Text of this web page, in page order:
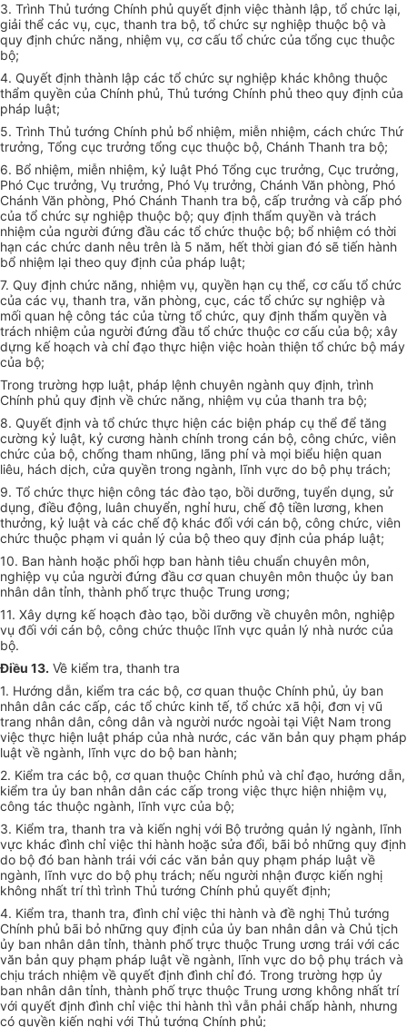
3. Trình Thủ tướng Chính phủ quyết định việc thành lập, tổ chức lại,
giải thể các vụ, cục, thanh tra bộ, tổ chức sự nghiệp thuộc bộ và
quy định chức năng, nhiệm vụ, cơ cấu tổ chức của tổng cục thuộc
bộ;
4. Quyết định thành lập các tổ chức sự nghiệp khác không thuộc
thẩm quyền của Chính phủ, Thủ tướng Chính phủ theo quy định của
pháp luật;
5. Trình Thủ tướng Chính phủ bổ nhiệm, miễn nhiệm, cách chức Thứ
trưởng, Tổng cục trưởng tổng cục thuộc bộ, Chánh Thanh tra bộ;
6. Bổ nhiệm, miễn nhiệm, kỷ luật Phó Tổng cục trưởng, Cục trưởng,
Phó Cục trưởng, Vụ trưởng, Phó Vụ trưởng, Chánh Văn phòng, Phó
Chánh Văn phòng, Phó Chánh Thanh tra bộ, cấp trưởng và cấp phó
của tổ chức sự nghiệp thuộc bộ; quy định thẩm quyền và trách
nhiệm của người đứng đầu các tổ chức thuộc bộ; bổ nhiệm có thời
hạn các chức danh nêu trên là 5 năm, hết thời gian đó sẽ tiến hành
bổ nhiệm lại theo quy định của pháp luật;
7. Quy định chức năng, nhiệm vụ, quyền hạn cụ thể, cơ cấu tổ chức
của các vụ, thanh tra, văn phòng, cục, các tổ chức sự nghiệp và
mối quan hệ công tác của từng tổ chức, quy định thẩm quyền và
trách nhiệm của người đứng đầu tổ chức thuộc cơ cấu của bộ; xây
dựng kế hoạch và chỉ đạo thực hiện việc hoàn thiện tổ chức bộ máy
của bộ;
Trong trường hợp luật, pháp lệnh chuyên ngành quy định, trình
Chính phủ quy định về chức năng, nhiệm vụ của thanh tra bộ;
8. Quyết định và tổ chức thực hiện các biện pháp cụ thể để tăng
cường kỷ luật, kỷ cương hành chính trong cán bộ, công chức, viên
chức của bộ, chống tham nhũng, lãng phí và mọi biểu hiện quan
liêu, hách dịch, cửa quyền trong ngành, lĩnh vực do bộ phụ trách;
9. Tổ chức thực hiện công tác đào tạo, bồi dưỡng, tuyển dụng, sử
dụng, điều động, luân chuyển, nghỉ hưu, chế độ tiền lương, khen
thưởng, kỷ luật và các chế độ khác đối với cán bộ, công chức, viên
chức thuộc phạm vi quản lý của bộ theo quy định của pháp luật;
10. Ban hành hoặc phối hợp ban hành tiêu chuẩn chuyên môn,
nghiệp vụ của người đứng đầu cơ quan chuyên môn thuộc ủy ban
nhân dân tỉnh, thành phố trực thuộc Trung ương;
11. Xây dựng kế hoạch đào tạo, bồi dưỡng về chuyên môn, nghiệp
vụ đối với cán bộ, công chức thuộc lĩnh vực quản lý nhà nước của
bộ.
Điều 13. Về kiểm tra, thanh tra
1. Hướng dẫn, kiểm tra các bộ, cơ quan thuộc Chính phủ, ủy ban
nhân dân các cấp, các tổ chức kinh tế, tổ chức xã hội, đơn vị vũ
trang nhân dân, công dân và người nước ngoài tại Việt Nam trong
việc thực hiện luật pháp của nhà nước, các văn bản quy phạm pháp
luật về ngành, lĩnh vực do bộ ban hành;
2. Kiểm tra các bộ, cơ quan thuộc Chính phủ và chỉ đạo, hướng dẫn,
kiểm tra ủy ban nhân dân các cấp trong việc thực hiện nhiệm vụ,
công tác thuộc ngành, lĩnh vực của bộ;
3. Kiểm tra, thanh tra và kiến nghị với Bộ trưởng quản lý ngành, lĩnh
vực khác đình chỉ việc thi hành hoặc sửa đổi, bãi bỏ những quy định
do bộ đó ban hành trái với các văn bản quy phạm pháp luật về
ngành, lĩnh vực do bộ phụ trách; nếu người nhận được kiến nghị
không nhất trí thì trình Thủ tướng Chính phủ quyết định;
4. Kiểm tra, thanh tra, đình chỉ việc thi hành và đề nghị Thủ tướng
Chính phủ bãi bỏ những quy định của ủy ban nhân dân và Chủ tịch
ủy ban nhân dân tỉnh, thành phố trực thuộc Trung ương trái với các
văn bản quy phạm pháp luật về ngành, lĩnh vực do bộ phụ trách và
chịu trách nhiệm về quyết định đình chỉ đó. Trong trường hợp ủy
ban nhân dân tỉnh, thành phố trực thuộc Trung ương không nhất trí
với quyết định đình chỉ việc thi hành thì vẫn phải chấp hành, nhưng
có quyền kiến nghị với Thủ tướng Chính phủ;